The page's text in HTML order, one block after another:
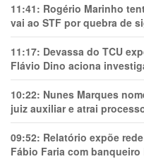
11:41: Rogério Marinho
vai ao STF por quebra de
11:17: Devassa do TCU
Flávio Dino aciona
10:22: Nunes Marques
juiz auxiliar e atrai
09:52: Relatório expõe
Fábio Faria com banqueiro